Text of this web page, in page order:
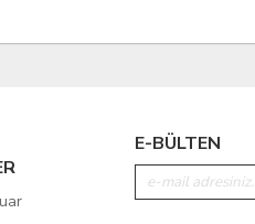
E-BÜLTEN